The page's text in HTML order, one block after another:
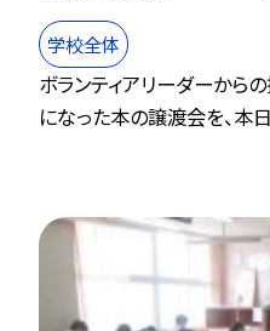
学校全体
ボランティアリーダーから
になった本の譲渡会を、本